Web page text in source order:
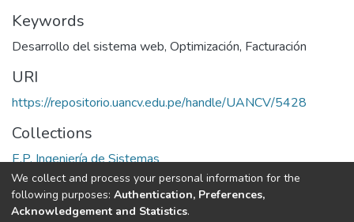
Keywords
Desarrollo del sistema web, Optimización, Facturación
URI
https://repositorio.uancv.edu.pe/handle/UANCV/5428
Collections
E.P. Ingeniería de Sistemas
Full item page
We collect and process your personal information for the
following purposes: Authentication, Preferences,
Acknowledgement and Statistics.